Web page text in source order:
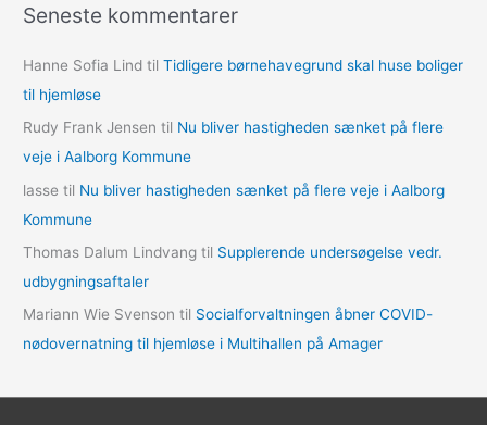
i
e
r
Seneste kommentarer
Hanne Sofia Lind tilTidligere børnehavegrund skal huse boliger
til hjemløse
Rudy Frank Jensen til Nu bliver hastigheden sænket på flere
veje i Aalborg Kommune
lasse til Nu bliver hastigheden sænket på flere veje i Aalborg
Kommune
Thomas Dalum Lindvang til Supplerende undersøgelse vedr.
udbygningsaftaler
Mariann Wie Svenson til Socialforvaltningen åbner COVID-
nødovernatning til hjemløse i Multihallen på Amager